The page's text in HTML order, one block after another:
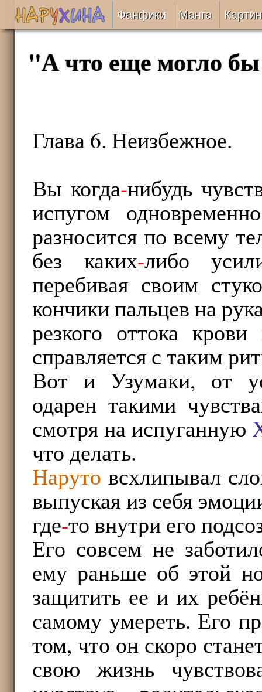
Фанфики
Сборники
Рецензии
Отправить
Манга
"А что еще могло
Глава 6. Неизбежное.
Вы когда-нибудь
испугом
разносится по всему
без каких-либо
перебивая своим
кончики пальцев на
резкого оттока
справляется с таким
Вот и Узумаки, от
одарен такими
смотря на испуганную
что делать.
Наруто всхлипывал
выпуская из себя
где-то внутри его
Его совсем не
ему раньше об этой
защитить ее и их
самому умереть. Его
том, что он скоро
свою жизнь